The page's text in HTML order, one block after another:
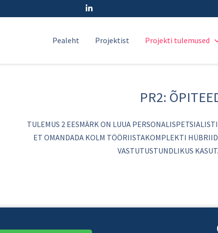
Pealeht Projektist Projekti tulemused
PR2:
TULEMUS 2 EESMÄRK ON LUUA
ET OMANDADA KOLM TÖÖRIISTAKOMPLEKTI
VASTUTUSTUNDLIKUS